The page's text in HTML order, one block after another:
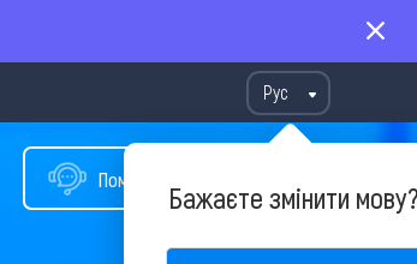
Рус
Бажаєте змінити
Помощь в подборе тура